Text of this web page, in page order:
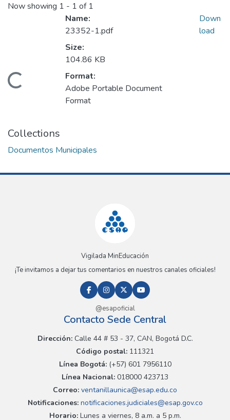
Now showing 1 - 1 of 1
Loading...
Name:
23352-1.pdf
Size:
104.86 KB
Format:
Adobe Portable Document
Format
Down
load
Collections
Documentos Municipales
Vigilada MinEducación
¡Te invitamos a dejar tus comentarios en nuestros canales oficiales!
@esapoficial
Contacto Sede Central
Dirección:Calle 44 # 53 - 37, CAN, Bogotá D.C.
Código postal: 111321
Línea Bogotá:(+57) 601 7956110
Línea Nacional: 018000 423713
Correo: ventanillaunica@esap.edu.co
Notificaciones:notificaciones.judiciales@esap.gov.co
Horario:Lunes a viernes, 8 a.m. a 5 p.m.